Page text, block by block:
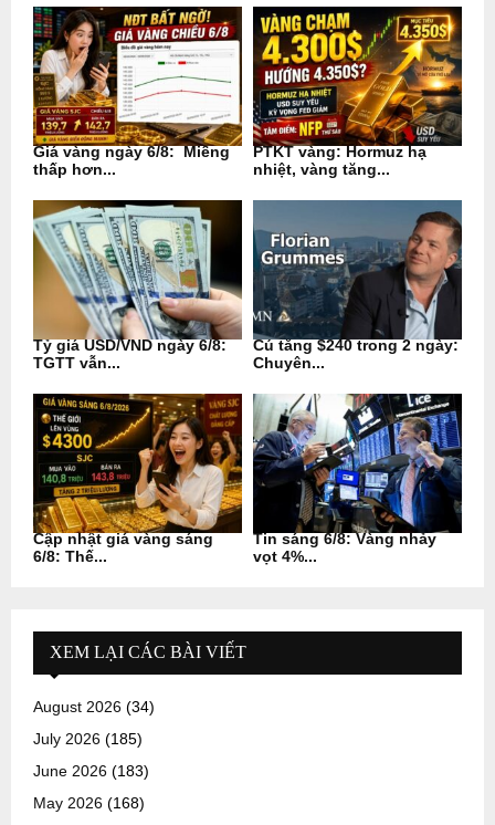
Giá vàng ngày 6/8: Miếng
thấp hơn...
PTKT vàng: Hormuz hạ
nhiệt, vàng tăng...
Tỷ giá USD/VND ngày 6/8:
TGTT vẫn...
Cú tăng $240 trong 2 ngày:
Chuyên...
Cập nhật giá vàng sáng
6/8: Thế...
Tin sáng 6/8: Vàng nhảy
vọt 4%...
XEM LẠI CÁC BÀI VIẾT
August 2026 (34)
July 2026 (185)
June 2026 (183)
May 2026 (168)